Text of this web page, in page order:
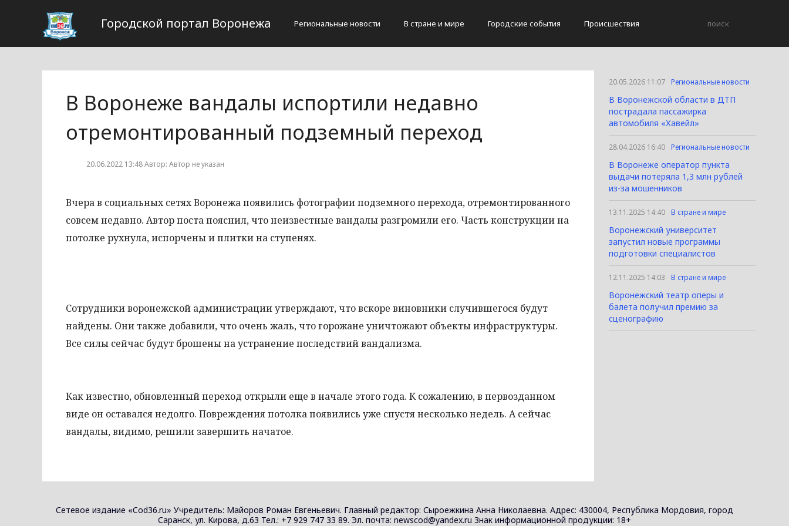
Городской портал Воронежа Региональные новости В стране и мире Городские события Происшествия
В Воронеже вандалы испортили недавно
отремонтированный подземный переход
20.06.2022 13:48 Автор: Автор не указан
Вчера в социальных сетях Воронежа появились фотографии подземного перехода, отремонтированного
совсем недавно. Автор поста пояснил, что неизвестные вандалы разгромили его. Часть конструкции на
потолке рухнула, испорчены и плитки на ступенях.
Сотрудники воронежской администрации утверждают, что вскоре виновники случившегося будут
найдены. Они также добавили, что очень жаль, что горожане уничтожают объекты инфраструктуры.
Все силы сейчас будут брошены на устранение последствий вандализма.
Как известно, обновленный переход открыли еще в начале этого года. К сожалению, в первозданном
виде он оставался недолго. Повреждения потолка появились уже спустя несколько недель. А сейчас
вандалы, видимо, решили завершить начатое.
20.05.2026 11:07 Региональные новости
В Воронежской области в ДТП
пострадала пассажирка
автомобиля «Хавейл»
28.04.2026 16:40 Региональные новости
В Воронеже оператор пункта
выдачи потеряла 1,3 млн рублей
из-за мошенников
13.11.2025 14:40 В стране и мире
Воронежский университет
запустил новые программы
подготовки специалистов
12.11.2025 14:03 В стране и мире
Воронежский театр оперы и
балета получил премию за
сценографию
Сетевое издание «Cod36.ru» Учредитель: Майоров Роман Евгеньевич. Главный редактор: Сыроежкина Анна Николаевна. Адрес: 430004, Республика Мордовия, город
Саранск, ул. Кирова, д.63 Тел.: +7 929 747 33 89. Эл. почта: newscod@yandex.ru Знак информационной продукции: 18+